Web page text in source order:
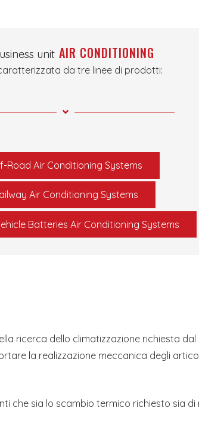
unit AIR CONDITIONING
da tre linee di prodotti:
Road Air Conditioning Systems
Air Conditioning Systems
Batteries Air Conditioning Systems
ricerca dello climatizzazione richiesta
la realizzazione meccanica degli
che sia lo scambio termico richiesto sia